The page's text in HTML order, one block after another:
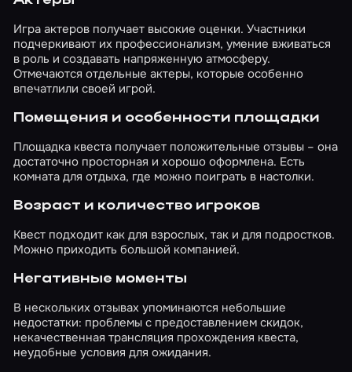
Игра актеров получает высокие оценки. Участники
подчеркивают их профессионализм, умение вживаться
в роль и создавать напряженную атмосферу.
Отмечаются отдельные актеры, которые особенно
впечатлили своей игрой.
Помещения и особенности площадки
Площадка квеста получает положительные отзывы – она
достаточно просторная и хорошо оформлена. Есть
комната для отдыха, где можно поиграть в настолки.
Возраст и количество игроков
Квест подходит как для взрослых, так и для подростков.
Можно приходить большой компанией.
Негативные моменты
В нескольких отзывах упоминаются небольшие
недостатки: проблемы с предоставлением скидок,
некачественная трансляция прохождения квеста,
неудобные условия для ожидания.